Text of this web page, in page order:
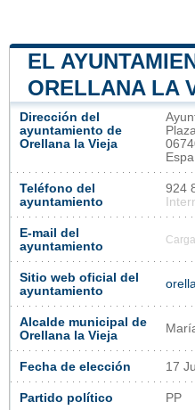
EL
ORELLANA LA
Dirección del
ayuntamiento de
Orellana la Vieja
Teléfono del
ayuntamiento
924
E-mail del
ayuntamiento
Sitio web oficial del
ayuntamiento
Alcalde municipal de
Orellana la Vieja
Fecha de elección 17
Partido político PP